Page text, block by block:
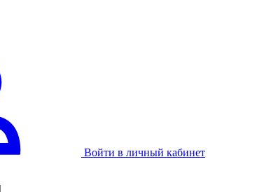
Войти в личный кабинет